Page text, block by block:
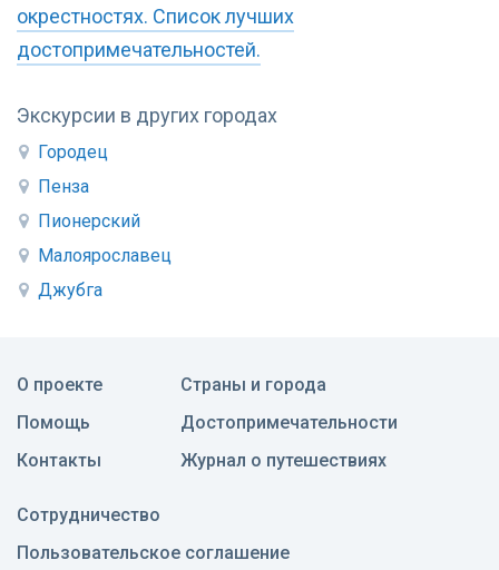
Экскурсии в других городах
Городец
Пенза
Пионерский
Малоярославец
Джубга
окрестностях. Список лучших
достопримечательностей.
О проекте
Помощь
Контакты
Страны и города
Достопримечательности
Журнал о путешествиях
Сотрудничество
Пользовательское соглашение